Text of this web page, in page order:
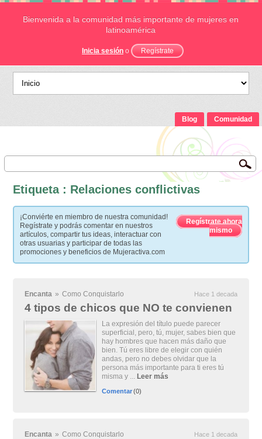
Bienvenida a la comunidad más importante de mujeres en
latinoamérica
Inicia sesión o Regístrate
Blog Comunidad
Etiqueta : Relaciones conflictivas
¡Conviérte en miembro de nuestra comunidad!
Regístrate y podrás comentar en nuestros
artículos, compartir tus ideas, interactuar con
otras usuarias y participar de todas las
promociones y beneficios de Mujeractiva.com
Regístrate ahora
mismo
Encanta » Como Conquistarlo Hace 1 decada
4 tipos de chicos que NO te convienen
La expresión del título puede parecer
superficial, pero, tú, mujer, sabes bien que
hay hombres que hacen más daño que
bien. Tú eres libre de elegir con quién
andas, pero no debes olvidar que la
persona más importante para ti eres tú
misma y ... Leer más
Comentar(0)
Encanta » Como Conquistarlo Hace 1 decada